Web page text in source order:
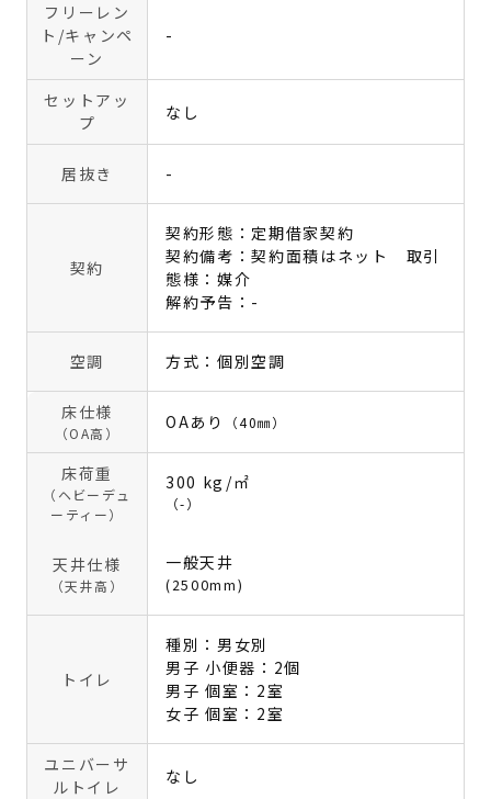
フリーレン
ト /キャンペ
ーン
-
セットアッ
プ
なし
居抜き -
契約
契約形態：定期借家契約
契約備考：契約面積はネット 取引
態様：媒介
解約予告：-
空調 方式：個別空調
床仕様
（OA高）
OAあり （40㎜）
床荷重
（ヘビーデュ
ーティー）
300 kg/㎡
（-）
天井仕様
（天井高）
一般天井
(2500mm)
トイレ
種別：男女別
男子 小便器：2個
男子 個室：2室
女子 個室：2室
ユニバーサ
ルトイレ
なし